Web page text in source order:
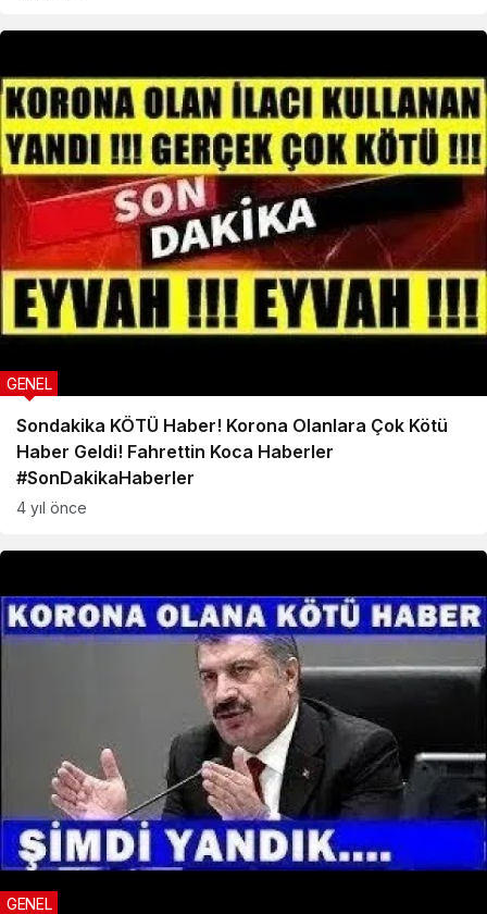
Sondakika KÖTÜ Haber! Korona Olanlara Çok Kötü
Haber Geldi! Fahrettin Koca Haberler
#SonDakikaHaberler
GENEL
4 yıl önce
GENEL